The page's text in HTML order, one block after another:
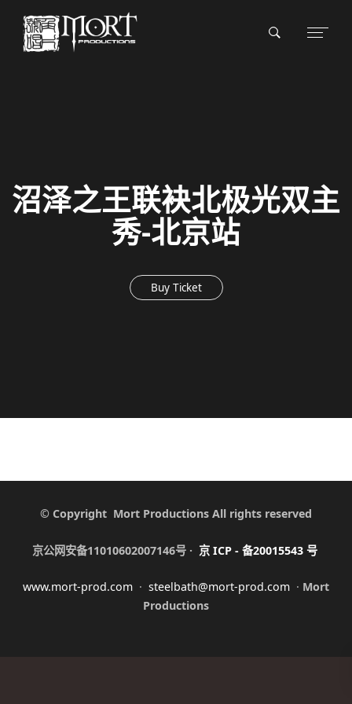
沼泽之王联袂北极光双主
秀-北京站
Buy Ticket
© Copyright Mort Productions All rights reserved
京公网安备11010602007146号 · 京ICP - 备20015543 号
www.mort-prod.com · steelbath@mort-prod.com · Mort
Productions